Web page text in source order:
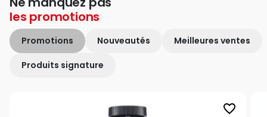
les promotions
Promotions Nouveautés Meilleures ventes
Produits signature
favorite_border